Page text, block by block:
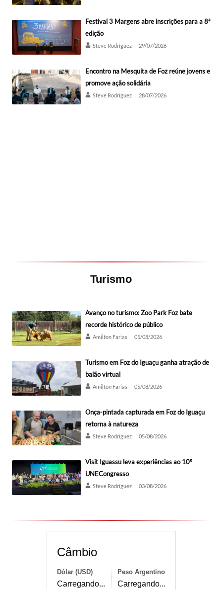
Festival 3 Margens abre inscrições para a 8ª
edição
Steve Rodríguez 29/07/2026
Encontro na Mesquita de Foz reúne jovens e
promove ação solidária
Steve Rodríguez 28/07/2026
Turismo
Avanço no turismo: Zoo Park Foz bate
recorde histórico de público
Amilton Farias 05/08/2026
Turismo em Foz do Iguaçu ganha atração de
balão virtual
Amilton Farias 05/08/2026
Onça-pintada capturada em Foz do Iguaçu
retorna à natureza
Steve Rodríguez 05/08/2026
Visit Iguassu leva experiências ao 10º
UNECongresso
Steve Rodríguez 03/08/2026
Câmbio
Dólar (USD)
Carregando...
Peso Argentino
Carregando...